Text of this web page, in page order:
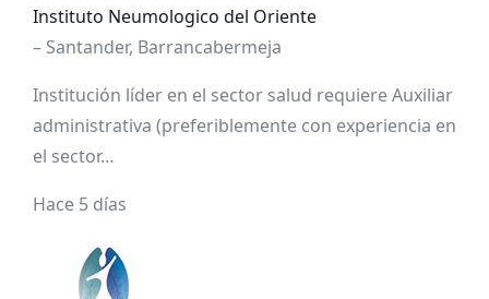
Instituto Neumologico del Oriente
– Santander, Barrancabermeja
Institución líder en el sector salud requiere Auxiliar
administrativa (preferiblemente con experiencia en
el sector…
Hace 5 días